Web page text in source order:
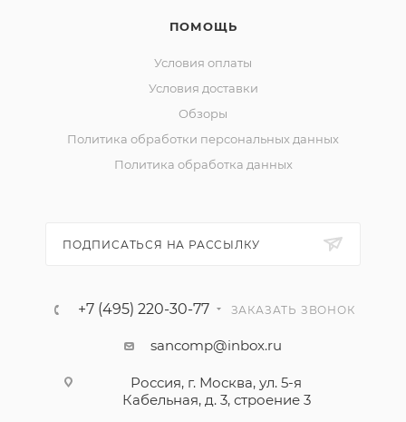
ПОМОЩЬ
Условия оплаты
Условия доставки
Обзоры
Политика обработки персональных данных
Политика обработка данных
ПОДПИСАТЬСЯ НА РАССЫЛКУ
+7 (495) 220-30-77 ЗАКАЗАТЬ ЗВОНОК
sancomp@inbox.ru
Россия, г. Москва, ул. 5-я
Кабельная, д. 3, строение 3